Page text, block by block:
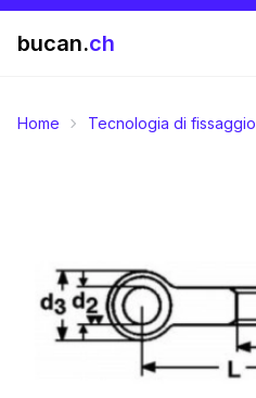
bucan.ch
Home Tecnologia di fissaggio